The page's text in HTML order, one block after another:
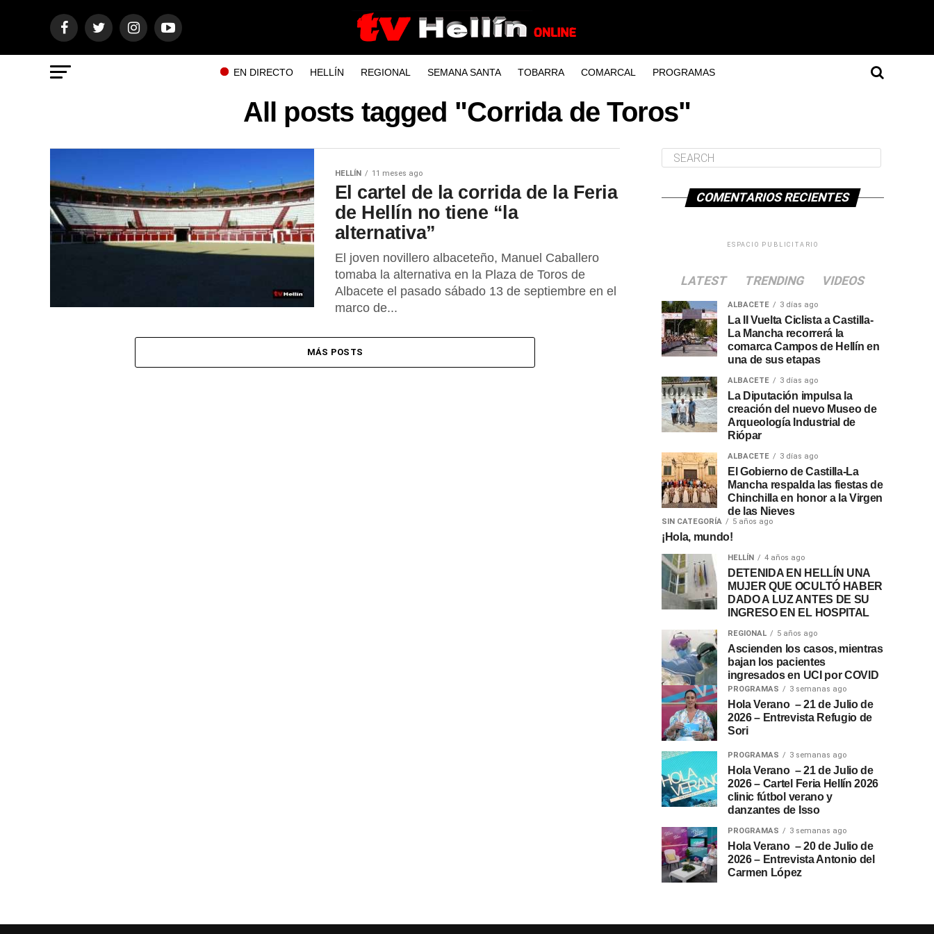
EN DIRECTO HELLÍN REGIONAL SEMANA SANTA TOBARRA COMARCAL PROGRAMAS
All posts tagged "Corrida de Toros"
HELLÍN 11 meses ago
El cartel de la corrida de la Feria
de Hellín no tiene “la
alternativa”
El joven novillero albaceteño, Manuel Caballero
tomaba la alternativa en la Plaza de Toros de
Albacete el pasado sábado 13 de septiembre en el
marco de...
MÁS POSTS
COMENTARIOS RECIENTES
ESPACIO PUBLICITARIO
LATEST TRENDING VIDEOS
ALBACETE 3 días ago
La II Vuelta Ciclista a Castilla-
La Mancha recorrerá la
comarca Campos de Hellín en
una de sus etapas
ALBACETE 3 días ago
La Diputación impulsa la
creación del nuevo Museo de
Arqueología Industrial de
Riópar
ALBACETE 3 días ago
El Gobierno de Castilla-La
Mancha respalda las fiestas de
Chinchilla en honor a la Virgen
de las Nieves
SIN CATEGORÍA 5 años ago
¡Hola, mundo!
HELLÍN 4 años ago
DETENIDA EN HELLÍN UNA
MUJER QUE OCULTÓ HABER
DADO A LUZ ANTES DE SU
INGRESO EN EL HOSPITAL
REGIONAL 5 años ago
Ascienden los casos, mientras
bajan los pacientes
ingresados en UCI por COVID
PROGRAMAS 3 semanas ago
Hola Verano – 21 de Julio de
2026 – Entrevista Refugio de
Sori
PROGRAMAS 3 semanas ago
Hola Verano – 21 de Julio de
2026 – Cartel Feria Hellín 2026
clinic fútbol verano y
danzantes de Isso
PROGRAMAS 3 semanas ago
Hola Verano – 20 de Julio de
2026 – Entrevista Antonio del
Carmen López